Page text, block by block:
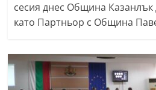
сесия днес Община Казанлък
като Партньор с Община